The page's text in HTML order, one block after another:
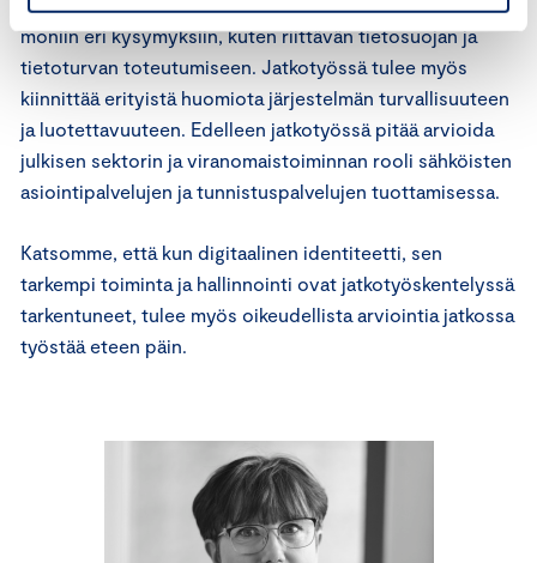
moniin eri kysymyksiin, kuten riittävän tietosuojan ja
tietoturvan toteutumiseen. Jatkotyössä tulee myös
kiinnittää erityistä huomiota järjestelmän turvallisuuteen
ja luotettavuuteen. Edelleen jatkotyössä pitää arvioida
julkisen sektorin ja viranomaistoiminnan rooli sähköisten
asiointipalvelujen ja tunnistuspalvelujen tuottamisessa.
Katsomme, että kun digitaalinen identiteetti, sen
tarkempi toiminta ja hallinnointi ovat jatkotyöskentelyssä
tarkentuneet, tulee myös oikeudellista arviointia jatkossa
työstää eteen päin.